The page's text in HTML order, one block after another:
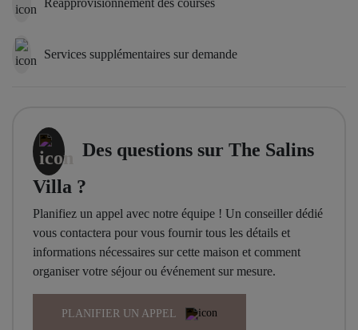
Alliant à merveille grandeur, intimité et proximité à la fois du
Services supplémentaires sur demande
Des questions sur The Salins
Villa ?
Planifiez un appel avec notre équipe ! Un conseiller dédié
vous contactera pour vous fournir tous les détails et
informations nécessaires sur cette maison et comment
organiser votre séjour ou événement sur mesure.
PLANIFIER UN APPEL